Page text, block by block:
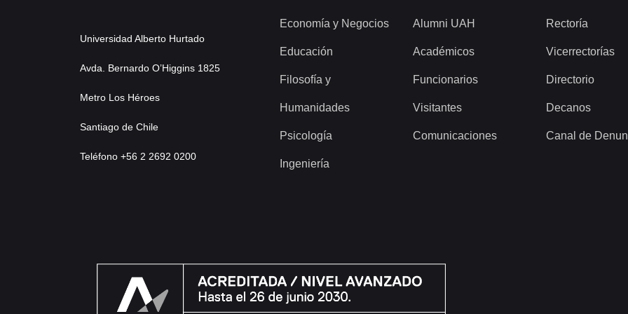
Universidad Alberto Hurtado
Avda. Bernardo O’Higgins 1825
Metro Los Héroes
Santiago de Chile
Teléfono +56 2 2692 0200
Economía y Negocios
Educación
Filosofía y
Humanidades
Psicología
Ingeniería
Alumni UAH
Académicos
Funcionarios
Visitantes
Comunicaciones
Rectoría
Vicerrectorías
Directorio
Decanos
Canal de